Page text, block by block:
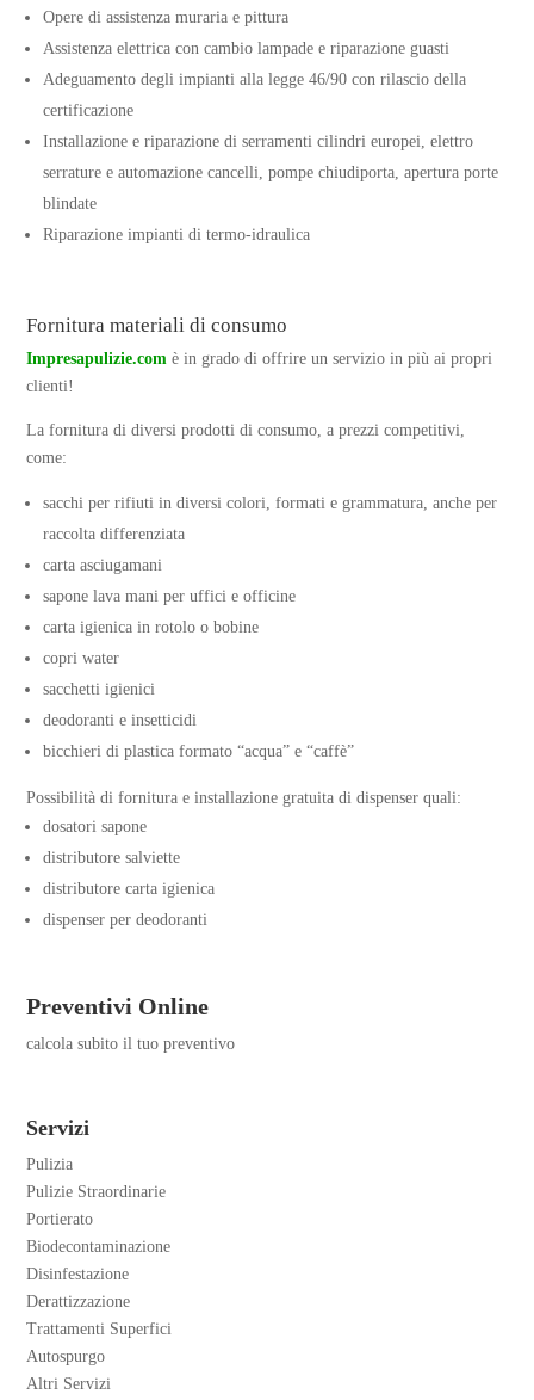
Opere di assistenza muraria e pittura
Assistenza elettrica con cambio lampade e riparazione guasti
Adeguamento degli impianti alla legge 46/90 con rilascio della
certificazione
Installazione e riparazione di serramenti cilindri europei, elettro
serrature e automazione cancelli, pompe chiudiporta, apertura porte
blindate
Riparazione impianti di termo-idraulica
Fornitura materiali di consumo
Impresapulizie.com è in grado di offrire un servizio in più ai propri
clienti!
Lafornitura di diversi prodotti di consumo, a prezzi competitivi
come:
sacchi per rifiuti in diversi colori, formati e grammatura, anche per
raccolta differenziata
carta asciugamani
sapone lava mani per uffici e officine
carta igienica in rotolo o bobine
copri water
sacchetti igienici
deodoranti e insetticidi
bicchieri di plastica formato “acqua” e “caffè”
Possibilità di fornitura e installazione gratuita di dispenser quali:
dosatori sapone
distributore salviette
distributore carta igienica
dispenser per deodoranti
Preventivi Online
calcola subito il tuo preventivo
Servizi
Pulizia
Pulizie Straordinarie
Portierato
Biodecontaminazione
Disinfestazione
Derattizzazione
Trattamenti Superfici
Autospurgo
Altri Servizi